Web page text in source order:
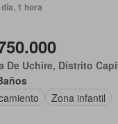
1 hora
De Uchire, Distrito
Zona infantil